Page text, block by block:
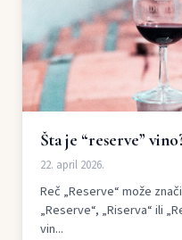
Šta je “reserve”
22. april 2026.
Reč „Reserve“ može
„Reserve“, „Riserva“ ili
vin...